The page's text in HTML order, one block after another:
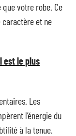
que votre robe. Ce
et ne
est le plus
Les
l’énergie du
à la tenue.